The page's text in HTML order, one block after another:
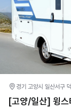
경기 고양시 일산서구
[고양/일산] 윙